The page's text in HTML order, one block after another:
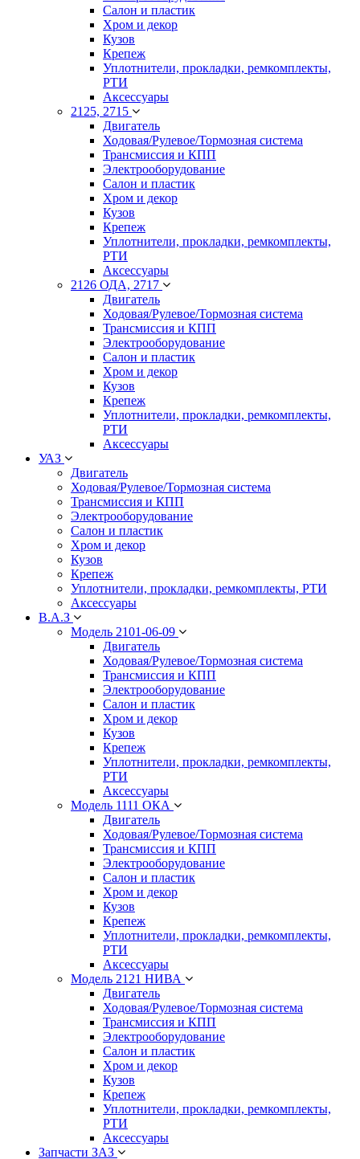
Салон и пластик
Хром и декор
Кузов
Крепеж
Уплотнители, прокладки, ремкомплекты,
РТИ
Аксессуары
2125, 2715
Двигатель
Ходовая/Рулевое/Тормозная система
Трансмиссия и КПП
Электрооборудование
Салон и пластик
Хром и декор
Кузов
Крепеж
Уплотнители, прокладки, ремкомплекты,
РТИ
Аксессуары
2126 ОДА, 2717
Двигатель
Ходовая/Рулевое/Тормозная система
Трансмиссия и КПП
Электрооборудование
Салон и пластик
Хром и декор
Кузов
Крепеж
Уплотнители, прокладки, ремкомплекты,
РТИ
Аксессуары
УАЗ
Двигатель
Ходовая/Рулевое/Тормозная система
Трансмиссия и КПП
Электрооборудование
Салон и пластик
Хром и декор
Кузов
Крепеж
Уплотнители, прокладки, ремкомплекты, РТИ
Аксессуары
В.А.З
Модель 2101-06-09
Двигатель
Ходовая/Рулевое/Тормозная система
Трансмиссия и КПП
Электрооборудование
Салон и пластик
Хром и декор
Кузов
Крепеж
Уплотнители, прокладки, ремкомплекты,
РТИ
Аксессуары
Модель 1111 ОКА
Двигатель
Ходовая/Рулевое/Тормозная система
Трансмиссия и КПП
Электрооборудование
Салон и пластик
Хром и декор
Кузов
Крепеж
Уплотнители, прокладки, ремкомплекты,
РТИ
Аксессуары
Модель 2121 НИВА
Двигатель
Ходовая/Рулевое/Тормозная система
Трансмиссия и КПП
Электрооборудование
Салон и пластик
Хром и декор
Кузов
Крепеж
Уплотнители, прокладки, ремкомплекты,
РТИ
Аксессуары
Запчасти ЗАЗ